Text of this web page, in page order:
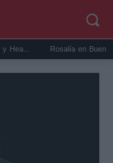
Rosalía en Buenos